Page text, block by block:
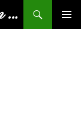
Asociación Cultural Valentín Andrés